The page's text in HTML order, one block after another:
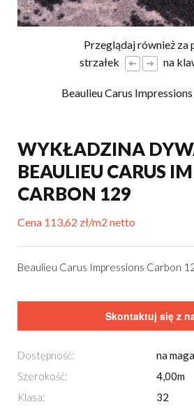
Przeglądaj również za
strzałek
na
Beaulieu Carus
WYKŁADZINA
BEAULIEU CARUS
CARBON 129
Cena 113,62 zł/m2 netto
Beaulieu Carus Impressions Carbon
Skontaktuj się z
Dostępność:
na
Szerokość:
4,00m
Klasa:
32